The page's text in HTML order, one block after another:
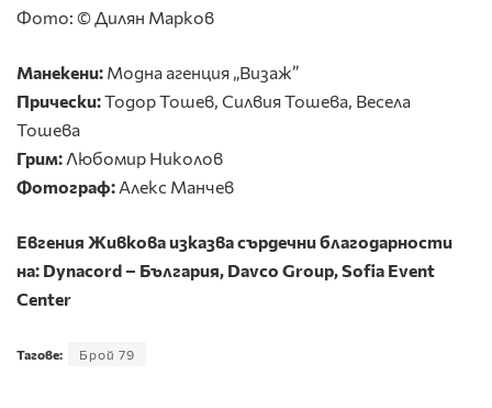
Фото: © Дилян Марков
Манекени: Модна агенция „Визаж”
Прически:Тодор Тошев, Силвия Тошева, Весела
Тошева
Грим: Любомир Николов
Фотограф: Алекс Манчев
Евгения Живкова изказва сърдечни благодарности
на: Dynacord – България, Davco Group, Sofia Event
Center
Тагове: Брой 79